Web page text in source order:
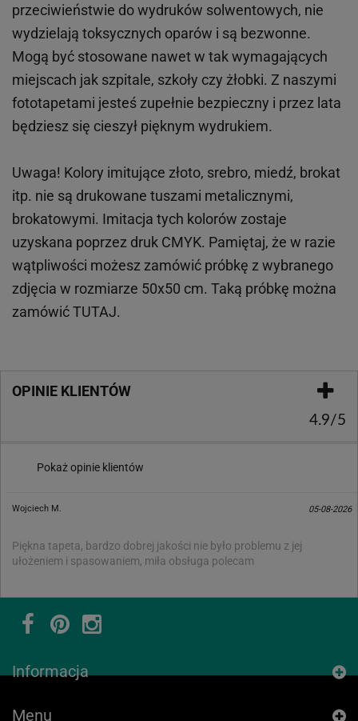
przeciwieństwie do wydruków solwentowych, nie
wydzielają toksycznych oparów i są bezwonne.
Mogą być stosowane nawet w tak wymagających
miejscach jak szpitale, szkoły czy żłobki. Z naszymi
fototapetami jesteś zupełnie bezpieczny i przez lata
będziesz się cieszył pięknym wydrukiem.
Uwaga! Kolory imitujące złoto, srebro, miedź, brokat
itp. nie są drukowane tuszami metalicznymi,
brokatowymi. Imitacja tych kolorów zostaje
uzyskana poprzez druk CMYK. Pamiętaj, że w razie
wątpliwości możesz zamówić próbkę z wybranego
zdjęcia w rozmiarze 50x50 cm. Taką próbkę można
zamówićTUTAJ.
OPINIE KLIENTÓW
4.9/5
Pokaż opinie klientów
Wojciech M. 05-08-2026
Piękna tapeta, bardzo dobrej jakości nie było problemu z jej
ułożeniem i spasowaniem, miła obsługa polecam
Informacja
Menu